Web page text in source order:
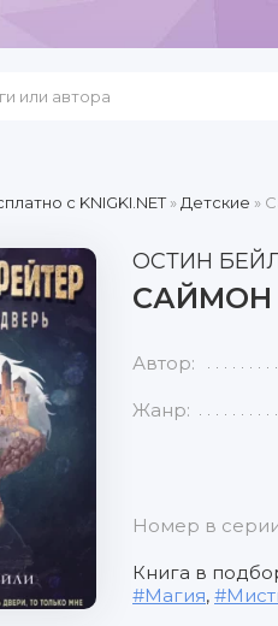
c KNIGKI.NET» Детские »
ОСТИН
САЙМОН
Автор:
Жанр:
Номер в
Книга в
Магия,